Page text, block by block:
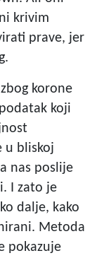
krivim
prave, jer
korone
koji
u bliskoj
nas poslije
I zato je
dalje, kako
Metoda
pokazuje